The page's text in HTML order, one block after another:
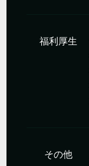
福利厚生
その他